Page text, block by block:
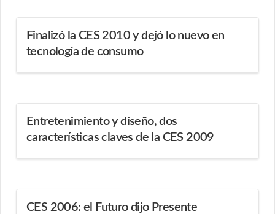
Finalizó la CES 2010 y dejó lo nuevo en
tecnología de consumo
Entretenimiento y diseño, dos
características claves de la CES 2009
CES 2006: el Futuro dijo Presente